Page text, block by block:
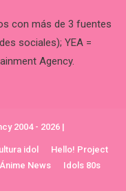
con más de 3 fuentes
sociales); YEA =
Agency.
2004 - 2026 |
idol
Hello! Project
Ánime News
Idols 80s